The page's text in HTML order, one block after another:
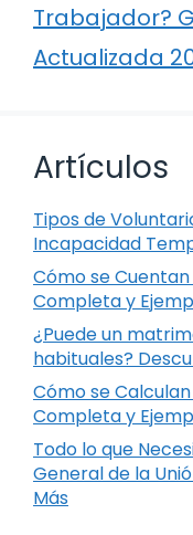
Trabajador?
Actualizada
Artículos
Tipos de
Incapacidad
Cómo se
Completa y
¿Puede un
habituales?
Cómo se
Completa y
Todo lo que
General de la
Más